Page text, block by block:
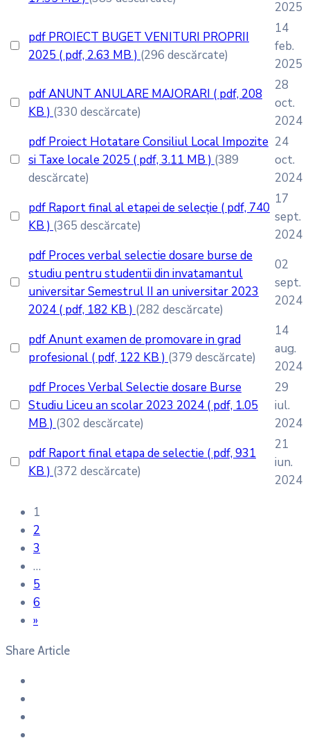
2025
pdf PROIECT BUGET VENITURI PROPRII
2025 ( pdf, 2.63 MB ) (296 descărcate)
14
feb.
2025
pdfANUNT ANULARE MAJORARI ( pdf, 208
KB ) (330 descărcate)
28
oct.
2024
pdf Proiect Hotatare Consiliul Local Impozite
si Taxe locale 2025 ( pdf, 3.11 MB ) (389
descărcate)
24
oct.
2024
pdf Raport final al etapei de selecție ( pdf, 740
KB ) (365 descărcate)
17
sept.
2024
pdf Proces verbal selectie dosare burse de
studiu pentru studentii din invatamantul
universitar Semestrul II an universitar 2023
2024 ( pdf, 182 KB ) (282 descărcate)
02
sept.
2024
pdfAnunt examen de promovare in grad
profesional ( pdf, 122 KB ) (379 descărcate)
14
aug.
2024
pdf Proces Verbal Selectie dosare Burse
Studiu Liceu an scolar 2023 2024 ( pdf, 1.05
MB ) (302 descărcate)
29
iul.
2024
pdf Raport final etapa de selectie ( pdf, 931
KB ) (372 descărcate)
21
iun.
2024
1
2
3
…
5
6
»
Share Article